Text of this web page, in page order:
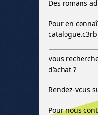
Des romans
Pour en
Vous
d’achat ?
Rendez-vous
Pour nous